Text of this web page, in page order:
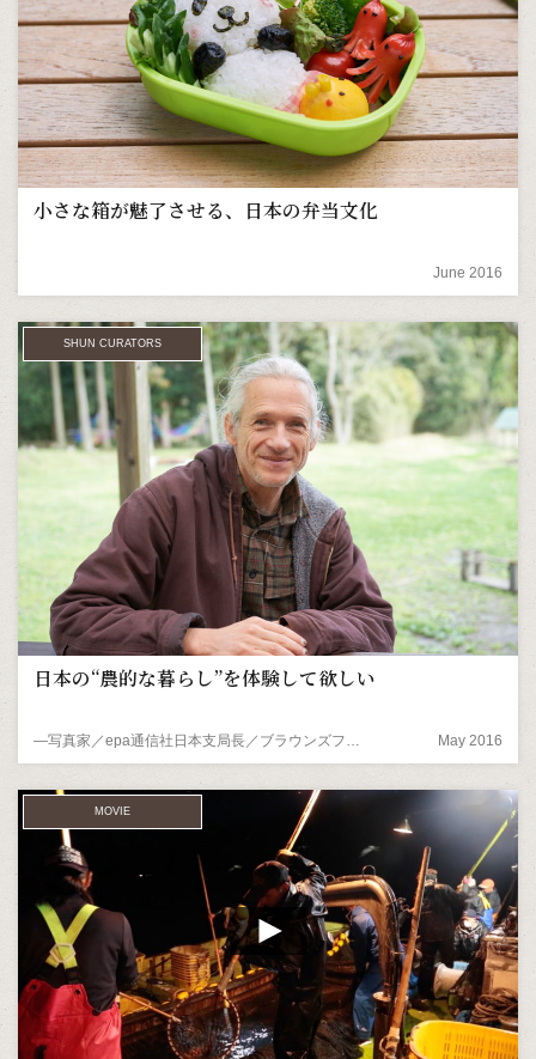
小さな箱が魅了させる、日本の弁当文化
June 2016
SHUN CURATORS
日本の“農的な暮らし”を体験して欲しい
―写真家／epa通信社日本支局長／ブラウンズフィールド代表 エバレット・ブラウンさん May 2016
MOVIE